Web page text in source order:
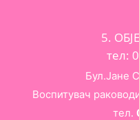
5.
тел:
Бул.Јане
Воспитувач
тел.